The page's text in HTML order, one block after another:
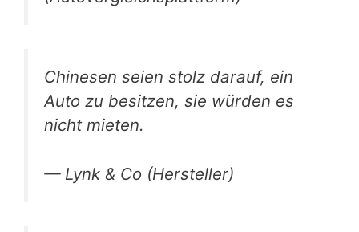
Chinesen seien stolz darauf, ein
Auto zu besitzen, sie würden es
nicht mieten.
— Lynk & Co (Hersteller)